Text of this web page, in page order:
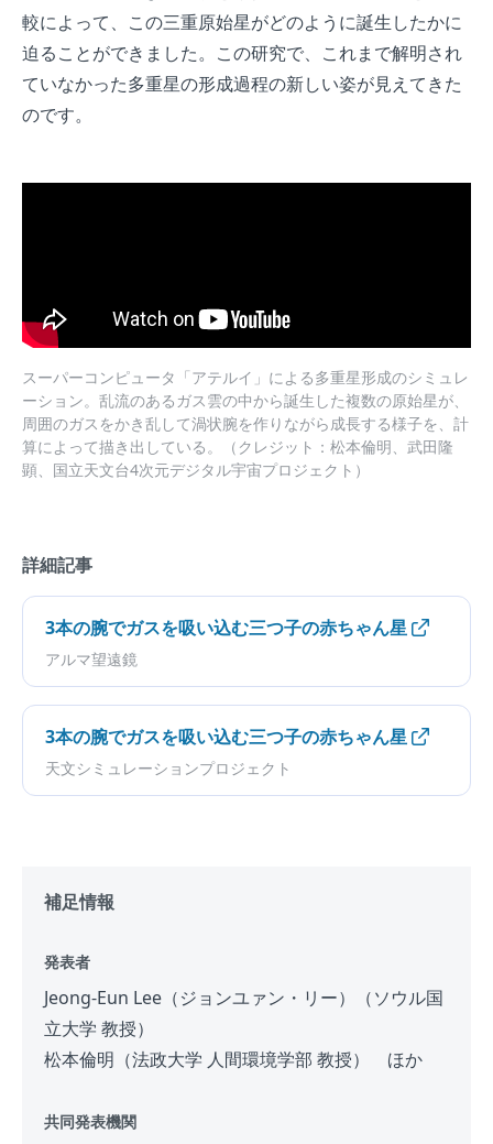
較によって、この三重原始星がどのように誕生したかに
迫ることができました。この研究で、これまで解明され
ていなかった多重星の形成過程の新しい姿が見えてきた
のです。
スーパーコンピュータ「アテルイ」による多重星形成のシミュレ
ーション。乱流のあるガス雲の中から誕生した複数の原始星が、
周囲のガスをかき乱して渦状腕を作りながら成長する様子を、計
算によって描き出している。（クレジット：松本倫明、武田隆
顕、国立天文台4次元デジタル宇宙プロジェクト）
詳細記事
3本の腕でガスを吸い込む三つ子の赤ちゃん星
アルマ望遠鏡
3本の腕でガスを吸い込む三つ子の赤ちゃん星
天文シミュレーションプロジェクト
補足情報
発表者
Jeong-Eun Lee（ジョンユァン・リー）（ソウル国
立大学 教授）
松本倫明（法政大学 人間環境学部 教授） ほか
共同発表機関